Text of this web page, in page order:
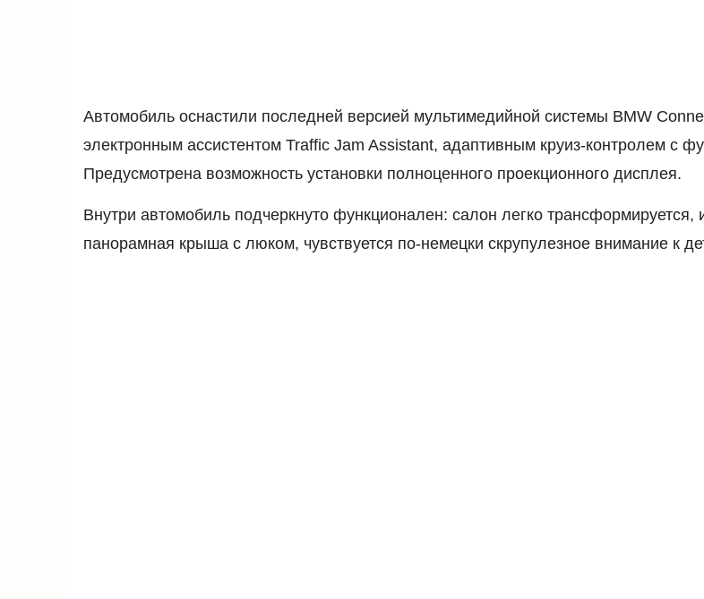
Автомобиль оснастили последней версией мультимедийной системы BMW
электронным ассистентом Traffic Jam Assistant, адаптивным круиз-контролем с
Предусмотрена возможность установки полноценного проекционного дисплея.
Внутри автомобиль подчеркнуто функционален: салон легко трансформируется,
панорамная крыша с люком, чувствуется по-немецки скрупулезное внимание к